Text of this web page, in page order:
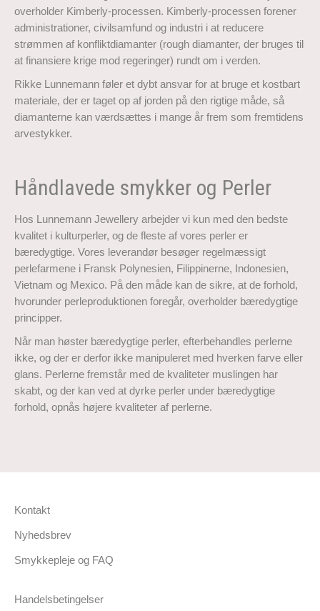
overholder Kimberly-processen. Kimberly-processen forener
administrationer, civilsamfund og industri i at reducere
strømmen af konfliktdiamanter (rough diamanter, der bruges til
at finansiere krige mod regeringer) rundt om i verden.
Rikke Lunnemann føler et dybt ansvar for at bruge et kostbart
materiale, der er taget op af jorden på den rigtige måde, så
diamanterne kan værdsættes i mange år frem som fremtidens
arvestykker.
Håndlavede smykker og Perler
Hos Lunnemann Jewellery arbejder vi kun med den bedste
kvalitet i kulturperler, og de fleste af vores perler er
bæredygtige. Vores leverandør besøger regelmæssigt
perlefarmene i Fransk Polynesien, Filippinerne, Indonesien,
Vietnam og Mexico. På den måde kan de sikre, at de forhold,
hvorunder perleproduktionen foregår, overholder bæredygtige
principper.
Når man høster bæredygtige perler, efterbehandles perlerne
ikke, og der er derfor ikke manipuleret med hverken farve eller
glans. Perlerne fremstår med de kvaliteter muslingen har
skabt, og der kan ved at dyrke perler under bæredygtige
forhold, opnås højere kvaliteter af perlerne.
Kontakt
Nyhedsbrev
Smykkepleje og FAQ
Handelsbetingelser